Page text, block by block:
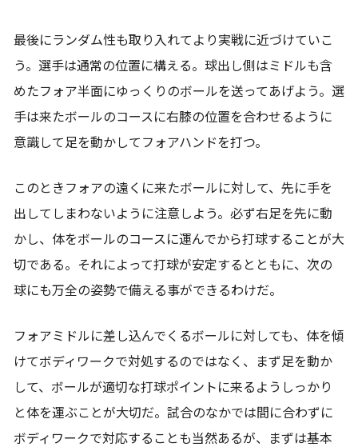
最後にランダム性も取り入れてより実戦に近づけていこ
う。選手は通常の位置に構える。球出し側はミドルも含
めたフォア半面にゆっくりのボールを送ってあげよう。選
手は来たボールのコースに右膝の位置を合わせるように
意識して足を動かしてフォアハンドを打つ。
このときフォアの遠くに来たボールに対して、先に手を
出してしまわないように注意しよう。必ず右足を先に動
かし、体をボールのコースに運んでから打球することが大
切である。それによって打球が安定するとともに、次の
球にも万全の姿勢で備える事ができるわけだ。
フォアミドルに差し込んでくるボールに対しても、体を傾
けてボディワークで対処するのではなく、まず足を動か
して、ボールが適切な打球ポイントに来るようしっかり
と体を運ぶことが大切だ。試合のなかでは間に合わずに
ボディワークで対応することも当然あるが、まずは基本